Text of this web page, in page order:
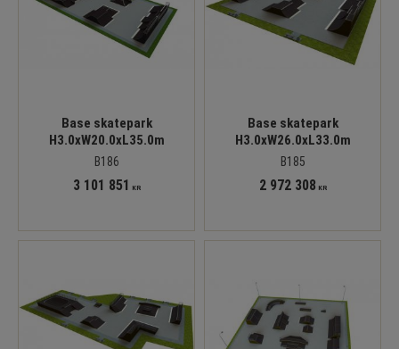
Base skatepark
H3.0xW20.0xL35.0m
B186
3 101 851 KR
Base skatepark
H3.0xW26.0xL33.0m
B185
2 972 308 KR